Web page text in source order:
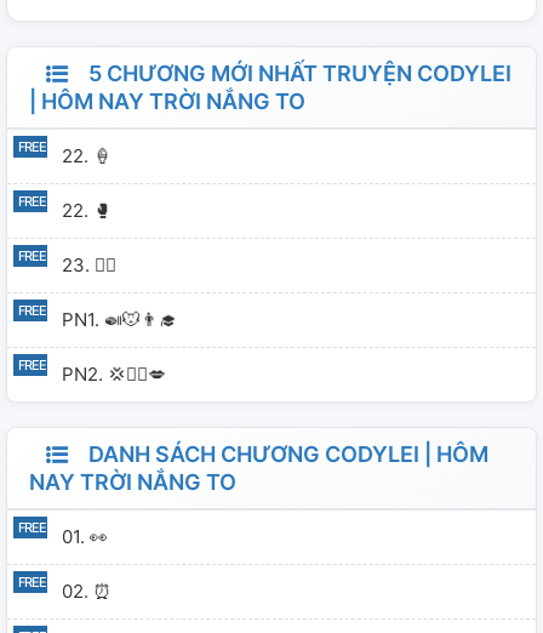
5 CHƯƠNG MỚI NHẤT TRUYỆN CODYLEI
| HÔM NAY TRỜI NẮNG TO
22. 🍦
22. 🥊
23. ❤️‍🔥
PN1. 🍛🐭👨‍🎓
PN2. 💢❤️‍🔥💋
DANH SÁCH CHƯƠNG CODYLEI | HÔM
NAY TRỜI NẮNG TO
01. 👀
02. ⏰